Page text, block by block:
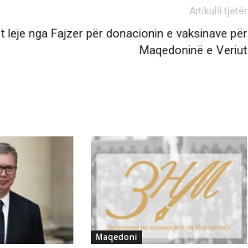
Artikulli tjetër
leje nga Fajzer për donacionin e vaksinave për
Maqedoninë e Veriut
Maqedoni